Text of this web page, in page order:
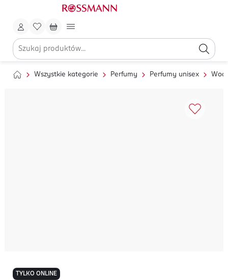
Wszystkie kategorie Perfumy Perfumy unisex
TYLKO ONLINE